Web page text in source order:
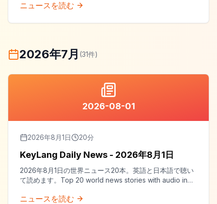
ニュースを読む
2026年7月 (31件)
2026-08-01
2026年8月1日 20分
KeyLang Daily News - 2026年8月1日
2026年8月1日の世界ニュース20本。英語と日本語で聴い
て読めます。Top 20 world news stories with audio in
ニュースを読む